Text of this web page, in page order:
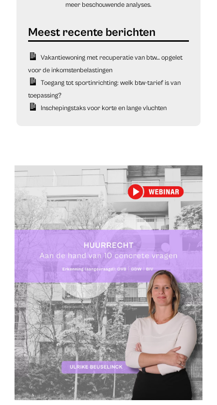
meer beschouwende analyses.
Vakantiewoning met recuperatie van btw… opgelet
voor de inkomstenbelastingen
Toegang tot sportinrichting: welk btw-tarief is van
toepassing?
Inschepingstaks voor korte en lange vluchten